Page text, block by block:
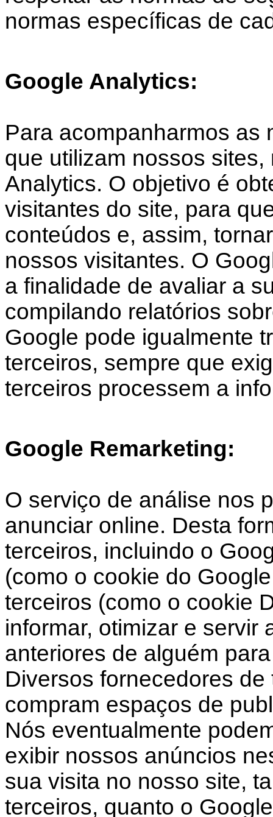
normas específicas de
Google Analytics:
Para acompanharmos as
que utilizam nossos
Analytics. O objetivo é
visitantes do site, para
conteúdos e, assim,
nossos visitantes. O
a finalidade de avaliar a
compilando relatórios
Google pode igualmente
terceiros, sempre que
terceiros processem a
Google Remarketing:
O serviço de análise nos
anunciar online. Desta
terceiros, incluindo o
(como o cookie do
terceiros (como o cookie
informar, otimizar e servir
anteriores de alguém
Diversos fornecedores
compram espaços de
Nós eventualmente
exibir nossos anúncios
sua visita no nosso site,
terceiros, quanto o